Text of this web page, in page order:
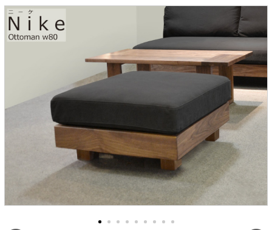
特徴で選ぶ
生活感を隠せるレンジ台
大型レンジ収納可能
ダストボックス収納可能
サイズで選ぶ
幅60cm
ロータイプレンジ台
ハイタイプレンジ台
キッチンボード（食器棚・カップボード）
キッチンカウンター
対面キッチンカウンター
バタフライキッチンカウンター
ダストボックス収納可能
スライド棚付き
【FLEXY】組み合わせ自由なセミオ
カウンター下ラック
【LASCO】引戸式カウンター下ラッ
【LASCO】扉式カウンター下ラック
【GRANNER2】テレビ台・リビング
収納
【FLEXY】3方向オーダー家具
【LASCO】カウンター下収納
【LASCO】ワードローブ
【VALO】ダイニングテーブル
【SUNNY】サニタリー収納
【Pittaly】耐震上置きラック
【Idea】デスク
【PORTIER】&【LASCO】シューズ
ボックス
【Wickei】チェスト
【Carina】アコーディオンドア
1人掛けソファー
2人掛けソファー
2.5人掛けソファー
合皮ソファー
ファブリックソファー
シリーズで選ぶ
【Nike】カウチソファー
【SUOLA】カウチソファー
【Curt】ウッドフレームソファー
【AIKA】ハイバックソファ
【CLOSTER】シェーズロング＆カウ
チソファー
【Chene】ウッドフレームソファー
【Cruse】ウッドフレームソファー
【RAMON】ウッドアームソファ
【Grace】ウッドフレームソファー
【Gainer】ウッドフレームソファー
チェスト
ラック・シェルフ
下駄箱・シューズボッ
アコーディオンドア
デスク・デスクワゴン
タワー tower（山崎実
クリーナースタンド
引き戸式カウンター下
ラック
ク
ハイタイプ
趣味の収納
ゴルフクラブ収納
キャンプギア収納
書斎・子供部屋
個室型デスク
本棚・スライド書棚
学習デスク・子供部屋
チェア
こたつテーブル
こたつ布団
【標準幅】リアシートテーブル
【ワイド幅】リアシートテーブル
【標準幅用】テレビスタンド
ディスプレイ鍋収納【Pots】
個室型デスク【COZYROOM】
おしゃれなのに機能性抜群
掃除機収納【Cleany】
万が一の地震対策
突っ張りラック【Pittaly】